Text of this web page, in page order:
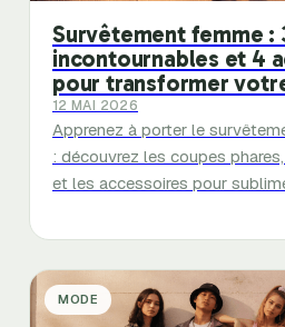
Survêtement femme :
incontournables et 4
pour transformer
12 MAI 2026
Apprenez à porter le
: découvrez les coupes
et les accessoires pour
MODE